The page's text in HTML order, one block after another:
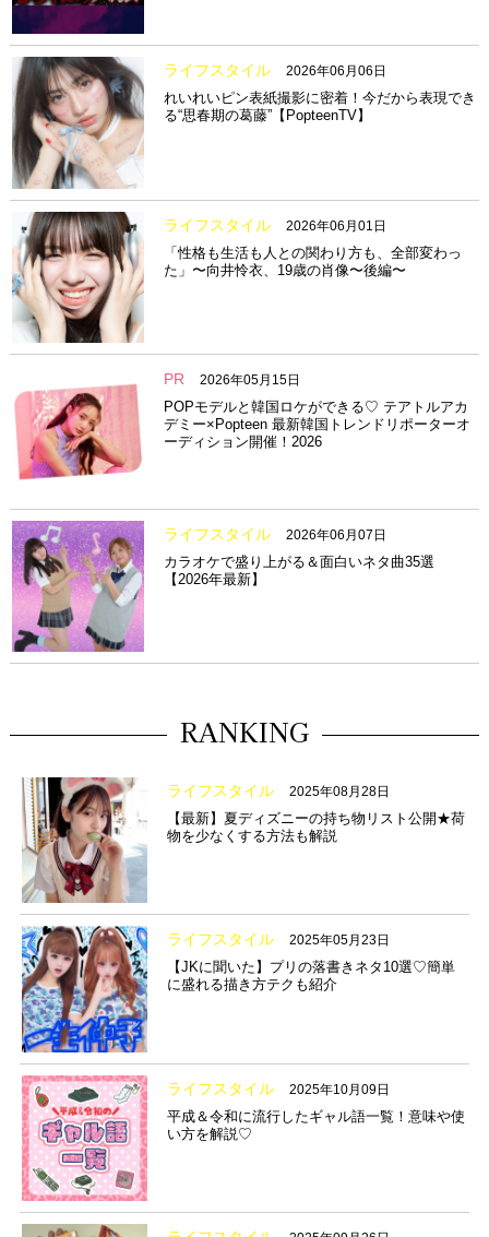
ライフスタイル 2026年06月06日
れいれいピン表紙撮影に密着！今だから表現でき
る“思春期の葛藤”【PopteenTV】
ライフスタイル 2026年06月01日
「性格も生活も人との関わり方も、全部変わっ
た」〜向井怜衣、19歳の肖像〜後編〜
PR 2026年05月15日
POPモデルと韓国ロケができる♡ テアトルアカ
デミー×Popteen 最新韓国トレンドリポーターオ
ーディション開催！2026
ライフスタイル 2026年06月07日
カラオケで盛り上がる＆面白いネタ曲35選
【2026年最新】
RANKING
ライフスタイル 2025年08月28日
【最新】夏ディズニーの持ち物リスト公開★荷
物を少なくする方法も解説
ライフスタイル 2025年05月23日
【JKに聞いた】プリの落書きネタ10選♡簡単
に盛れる描き方テクも紹介
ライフスタイル 2025年10月09日
平成＆令和に流行したギャル語一覧！意味や使
い方を解説♡